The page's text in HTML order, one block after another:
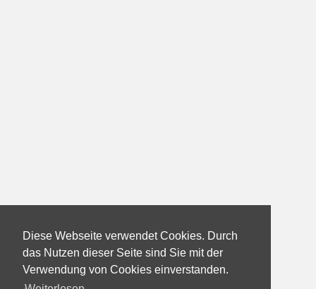
Diese Webseite verwendet Cookies. Durch
das Nutzen dieser Seite sind Sie mit der
Verwendung von Cookies einverstanden.